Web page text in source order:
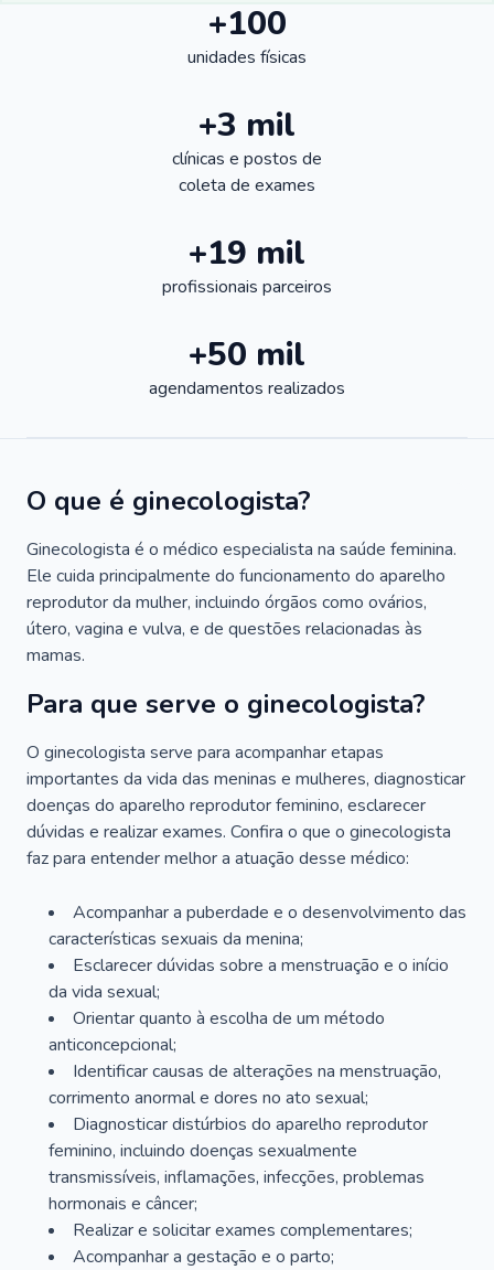
+100
unidades físicas
+3 mil
clínicas e postos de
coleta de exames
+19 mil
profissionais parceiros
+50 mil
agendamentos realizados
O que é ginecologista?
Ginecologista é o médico especialista na saúde feminina.
Ele cuida principalmente do funcionamento do aparelho
reprodutor da mulher, incluindo órgãos como ovários,
útero, vagina e vulva, e de questões relacionadas às
mamas.
Para que serve o ginecologista?
O ginecologista serve para acompanhar etapas
importantes da vida das meninas e mulheres, diagnosticar
doenças do aparelho reprodutor feminino, esclarecer
dúvidas e realizar exames. Confira o que o ginecologista
faz para entender melhor a atuação desse médico:
Acompanhar a puberdade e o desenvolvimento das
características sexuais da menina;
Esclarecer dúvidas sobre a menstruação e o início
da vida sexual;
Orientar quanto à escolha de um método
anticoncepcional;
Identificar causas de alterações na menstruação,
corrimento anormal e dores no ato sexual;
Diagnosticar distúrbios do aparelho reprodutor
feminino, incluindo doenças sexualmente
transmissíveis, inflamações, infecções, problemas
hormonais e câncer;
Realizar e solicitar exames complementares;
Acompanhar a gestação e o parto;